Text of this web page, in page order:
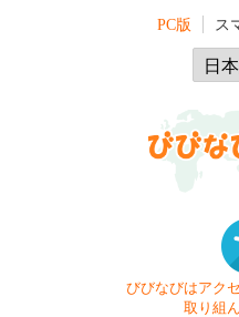
PC版 ス
びびなびはアク
取り組